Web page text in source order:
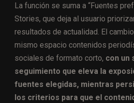
La función se suma a “Fuentes
Stories, que deja al usuario
resultados de actualidad. El
mismo espacio contenidos
sociales de formato corto, con un
seguimiento que eleva la
fuentes elegidas, mientras
los criterios para que el